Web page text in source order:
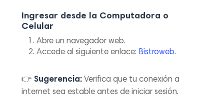
Ingresar desde la Computadora o
Celular
Abre un navegador web.
Accede al siguiente enlace: Bistroweb.
👉Sugerencia: Verifica que tu conexión a
internet sea estable antes de iniciar sesión.